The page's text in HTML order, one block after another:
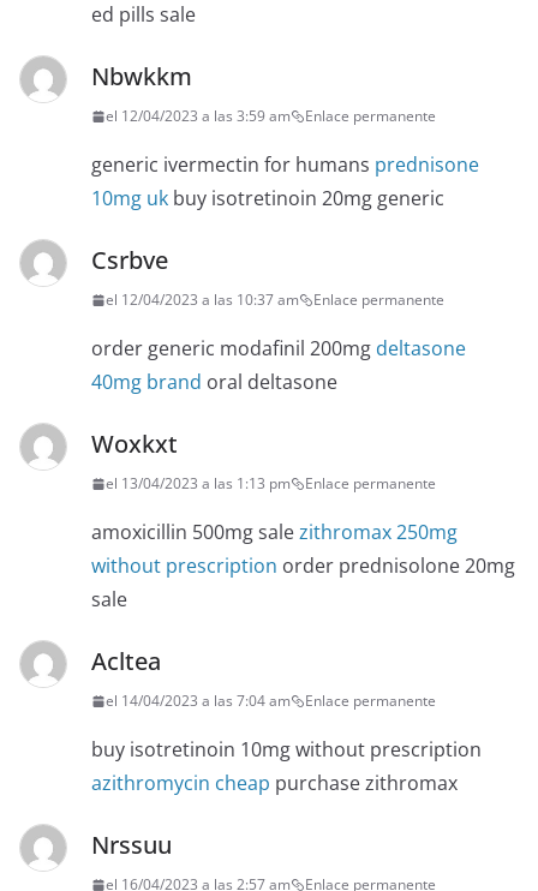
ed pills sale
Nbwkkm
el 12/04/2023 a las 3:59 am Enlace permanente
generic ivermectin for humans prednisone
10mg uk buy isotretinoin 20mg generic
Csrbve
el 12/04/2023 a las 10:37 am Enlace permanente
order generic modafinil 200mg deltasone
40mg brand oral deltasone
Woxkxt
el 13/04/2023 a las 1:13 pm Enlace permanente
amoxicillin 500mg salezithromax 250mg
without prescription order prednisolone 20mg
sale
Acltea
el 14/04/2023 a las 7:04 am Enlace permanente
buy isotretinoin 10mg without prescription
azithromycin cheap purchase zithromax
Nrssuu
el 16/04/2023 a las 2:57 am Enlace permanente